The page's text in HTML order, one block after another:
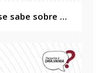
Pergunte à Dra. Vania: O que se sabe sobre a COVID 19 em pacientes mieloma múltiplo?